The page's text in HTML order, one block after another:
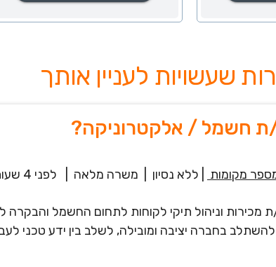
ת חשמל / אלקטרוניקה?
מקומות ללא נסיון משרה מלאה לפני 4 שעות
מכירות וניהול תיקי לקוחות לתחום החשמל והבקרה
להשתלב בחברה יציבה ומובילה, לשלב בין ידע טכני